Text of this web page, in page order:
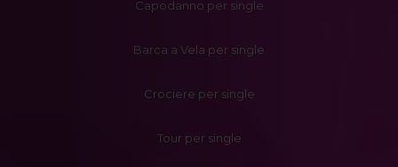
Capodanno per single
Barca a Vela per single
Crociere per single
Tour per single